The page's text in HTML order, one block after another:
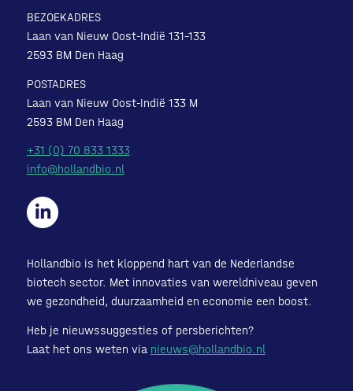
BEZOEKADRES
Laan van Nieuw Oost-Indië 131-133
2593 BM Den Haag
POSTADRES
Laan van Nieuw Oost-Indië 133 M
2593 BM Den Haag
+31 (0) 70 833 1333
info@hollandbio.nl
Hollandbio is het kloppend hart van de Nederlandse
biotech sector. Met innovaties van wereldniveau geven
we gezondheid, duurzaamheid en economie een boost.
Heb je nieuwssuggesties of persberichten?
Laat het ons weten via nieuws@hollandbio.nl